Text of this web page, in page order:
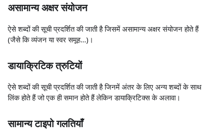
असामान्य अक्षर संयोजन
ऐसे शब्दों की सूची प्रदर्शित की जाती है जिसमें असामान्य अक्षर संयोजन होते हैं
(जैसे कि व्यंजन या स्वर समूह...)।
डायाक्रिटिक त्रुटियों
ऐसे शब्दों की सूची प्रदर्शित की जाती है जिनमें अंतर के लिए अन्य शब्दों के साथ
लिंक होते हैं जो एक ही समान होते हैं लेकिन डायाक्रिटिक्स के अलावा।
सामान्य टाइपो गलतियाँ